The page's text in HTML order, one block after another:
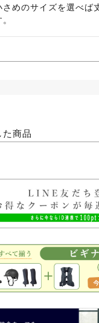
さめのサイズを選べば
た商品